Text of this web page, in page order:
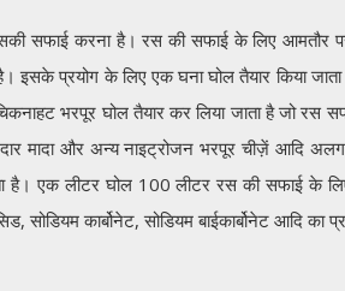
सफाई करना है। रस की सफाई के लिए आमतौर पर
इसके प्रयोग के लिए एक घना घोल तैयार किया
भरपूर घोल तैयार कर लिया जाता है जो रस
मादा और अन्य नाइट्रोजन भरपूर चीज़ें आदि
है। एक लीटर घोल 100 लीटर रस की सफाई के
कार्बोनेट, सोडियम बाईकार्बोनेट आदि का